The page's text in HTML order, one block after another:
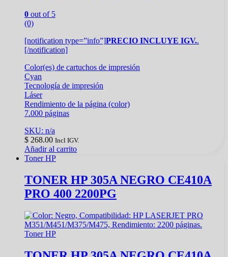
0 out of 5
(0)
[notification type=”info”]PRECIO INCLUYE IGV..
[/notification]
Color(es) de cartuchos de impresión
Cyan
Tecnología de impresión
Láser
Rendimiento de la página (color)
7.000 páginas
SKU: n/a
$ 268.00 Incl IGV.
Añadir al carrito
Toner HP
TONER HP 305A NEGRO CE410A
PRO 400 2200PG
Toner HP